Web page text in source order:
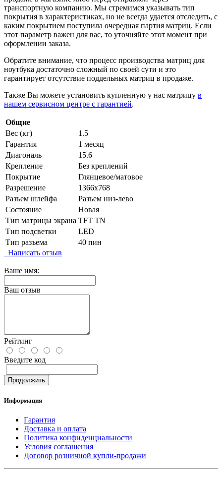
транспортную компанию. Мы стремимся указывать тип
покрытия в характеристиках, но не всегда удается отследить, с
каким покрытием поступила очередная партия матриц. Если
этот параметр важен для вас, то уточняйте этот момент при
оформлении заказа.
Обратите внимание, что процесс производства матриц для
ноутбука достаточно сложный по своей сути и это
гарантирует отсутствие поддельных матриц в продаже.
Также Вы можете установить купленную у нас матрицу в
нашем сервисном центре с гарантией.
Общие
Вес (кг)
1.5
Гарантия
1 месяц
Диагональ
15.6
Крепление
Без креплений
Покрытие
Глянцевое/матовое
Разрешение
1366x768
Разъем шлейфа
Разъем низ-лево
Состояние
Новая
Тип матрицы экрана TFT TN
Тип подсветки
LED
Тип разъема
40 пин
Написать отзыв
Ваше имя:
Ваш отзыв
Рейтинг
Введите код
Продолжить
Информация
Гарантия
Доставка и оплата
Политика конфиденциальности
Условия соглашения
Договор розничной купли-продажи